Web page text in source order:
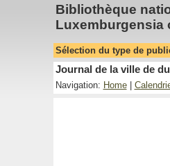
Bibliothèque
Luxemburgensia
Sélection du type de
Journal de la ville de
Navigation: Home|